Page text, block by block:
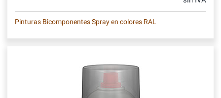
Pinturas Bicomponentes Spray en colores RAL